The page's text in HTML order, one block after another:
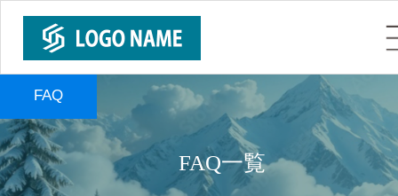
FAQ
FAQ一覧